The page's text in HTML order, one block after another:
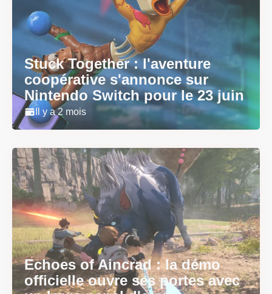
Stuck Together : l'aventure
coopérative s'annonce sur
Nintendo Switch pour le 23 juin
Il y a 2 mois
Echoes of Aincrad : la démo
officielle ouvre ses portes avec